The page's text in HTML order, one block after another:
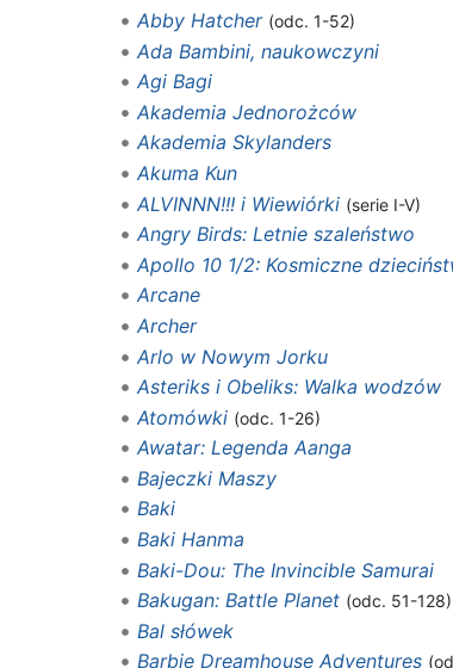
Abby Hatcher (odc. 1-52)
Ada Bambini, naukowczyni
Agi Bagi
Akademia Jednorożców
Akademia Skylanders
Akuma Kun
ALVINNN!!! i Wiewiórki (serie I-V)
Angry Birds: Letnie szaleństwo
Apollo 10 1/2: Kosmiczne
Arcane
Archer
Arlo w Nowym Jorku
Asteriks i Obeliks: Walka wodzów
Atomówki (odc. 1-26)
Awatar: Legenda Aanga
Bajeczki Maszy
Baki
Baki Hanma
Baki-Dou: The Invincible Samurai
Bakugan: Battle Planet (odc. 51-128)
Bal słówek
Barbie Dreamhouse Adventures